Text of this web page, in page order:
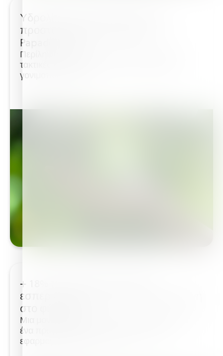
Υδρολίπανση-Χημικοποίηση σε
προστατευόμενη γεωργία | I.
Papadopoulos
Περίληψη: Η Fertigation-Chemigation είναι
τακτικές και ευρέως αποδεκτές πρακτικές
γονιμοποίησης και...
+ 18% περισσότεροι καρποί
εσπεριδοειδών με μία μόνο εφαρμογή
στο φύλλωμα.
Μια μοναδική εφαρμογή φυλλώματος φέρνει
ένα πραγματικό Bonus ™ Μια μοναδική
εφαρμογή φυλλώματος του...